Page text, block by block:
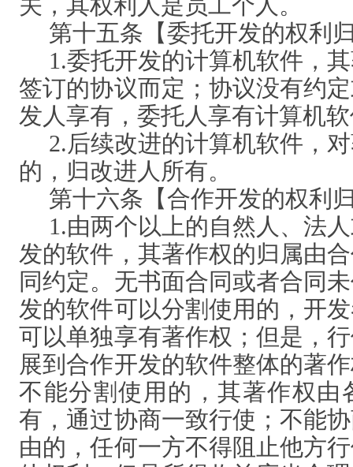
关，其权利人是员工个人。
第十五条【委托开发的权利
1.委托开发的计算机软件，
签订的协议而定；协议没有约
发人享有，委托人享有计算机
2.后续改进的计算机软件，
的，归改进人所有。
第十六条【合作开发的权利
1.由两个以上的自然人、法
发的软件，其著作权的归属由
同约定。无书面合同或者合同
发的软件可以分割使用的，开
可以单独享有著作权；但是，
展到合作开发的软件整体的著
不能分割使用的，其著作权由
有，通过协商一致行使；不能
由的，任何一方不得阻止他方